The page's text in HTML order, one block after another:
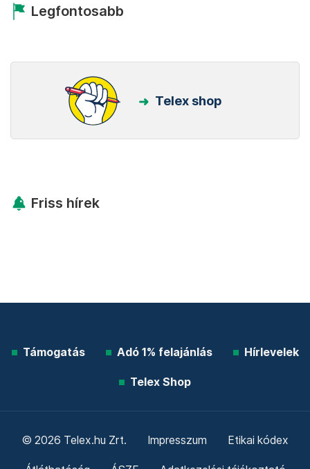
Legfontosabb
Telex shop
Friss hírek
Támogatás Adó 1% felajánlás Hírlevelek
Telex Shop
© 2026 Telex.hu Zrt. Impresszum Etikai kódex